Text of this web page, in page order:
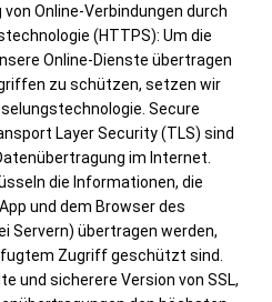
Online-Verbindungen durch
(HTTPS): Um die
Online-Dienste übertragen
zu schützen, setzen wir
Secure
Layer Security (TLS) sind
im Internet.
die Informationen, die
und dem Browser des
Servern) übertragen werden,
Zugriff geschützt sind.
und sicherere Version von SSL,